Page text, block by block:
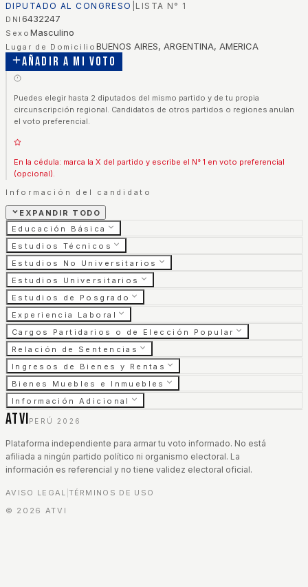
DIPUTADO AL CONGRESO LISTA N° 1
DNI 6432247
Sexo Masculino
Lugar de Domicilio BUENOS AIRES, ARGENTINA, AMERICA
Añadir a mi voto
Puedes elegir hasta 2 diputados del mismo partido y de tu propia
circunscripción regional. Candidatos de otros partidos o regiones anulan
el voto preferencial.
En la cédula: marca la X del partido y escribe el N° 1 en voto preferencial
(opcional).
Información del candidato
EXPANDIR TODO
Educación Básica
Estudios Técnicos
Estudios No Universitarios
Estudios Universitarios
Estudios de Posgrado
Experiencia Laboral
Cargos Partidarios o de Elección Popular
Relación de Sentencias
Ingresos de Bienes y Rentas
Bienes Muebles e Inmuebles
Información Adicional
ATVI PERÚ 2026
Plataforma independiente para armar tu voto informado. No está
afiliada a ningún partido político ni organismo electoral. La
información es referencial y no tiene validez electoral oficial.
AVISO LEGAL TÉRMINOS DE USO
© 2026 ATVI